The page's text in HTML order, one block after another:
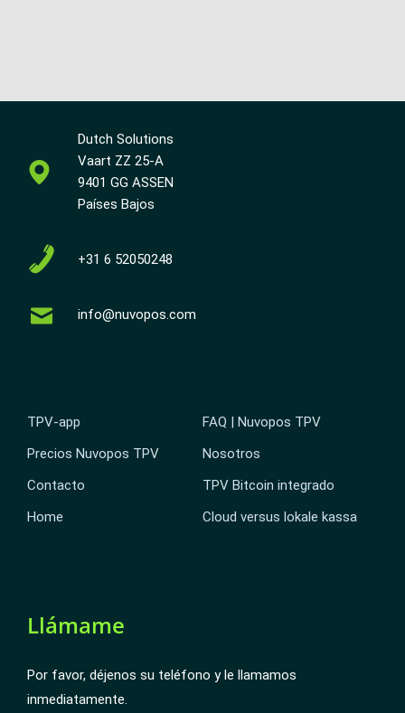
Dutch Solutions
Vaart ZZ 25-A
9401 GG ASSEN
Países Bajos
+31 6 52050248
info@nuvopos.com
TPV-app
FAQ | Nuvopos TPV
Precios Nuvopos TPV
Nosotros
Contacto
TPV Bitcoin integrado
Home
Cloud versus lokale kassa
Llámame
Por favor, déjenos su teléfono y le llamamos
inmediatamente.